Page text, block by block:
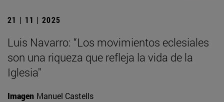
21 | 11 | 2025
Luis Navarro: “Los movimientos eclesiales
son una riqueza que refleja la vida de la
Iglesia"
Imagen Manuel Castells